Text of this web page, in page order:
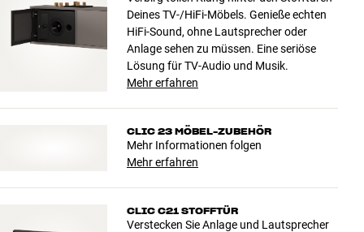
Deines TV-/HiFi-Möbels. Genieße echten
HiFi-Sound, ohne Lautsprecher oder
Anlage sehen zu müssen. Eine seriöse
Lösung für TV-Audio und Musik.
Mehr erfahren
CLIC 23 MÖBEL-ZUBEHÖR
Mehr Informationen folgen
Mehr erfahren
CLIC C21 STOFFTÜR
Verstecken Sie Anlage und Lautsprecher